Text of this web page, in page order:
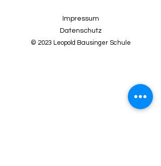
Impressum
Datenschutz
© 2023 Leopold Bausinger Schule